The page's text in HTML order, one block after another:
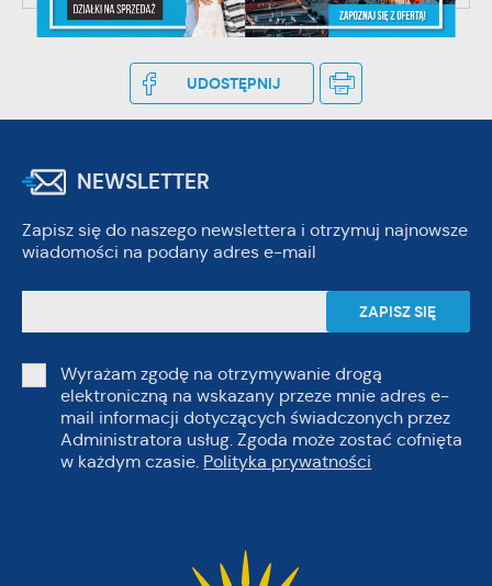
UDOSTĘPNIJ
NEWSLETTER
Zapisz się do naszego newslettera i otrzymuj najnowsze
wiadomości na podany adres e-mail
Wyrażam zgodę na otrzymywanie drogą
elektroniczną na wskazany przeze mnie adres e-
mail informacji dotyczących świadczonych przez
Administratora usług. Zgoda może zostać cofnięta
w każdym czasie. Polityka prywatności